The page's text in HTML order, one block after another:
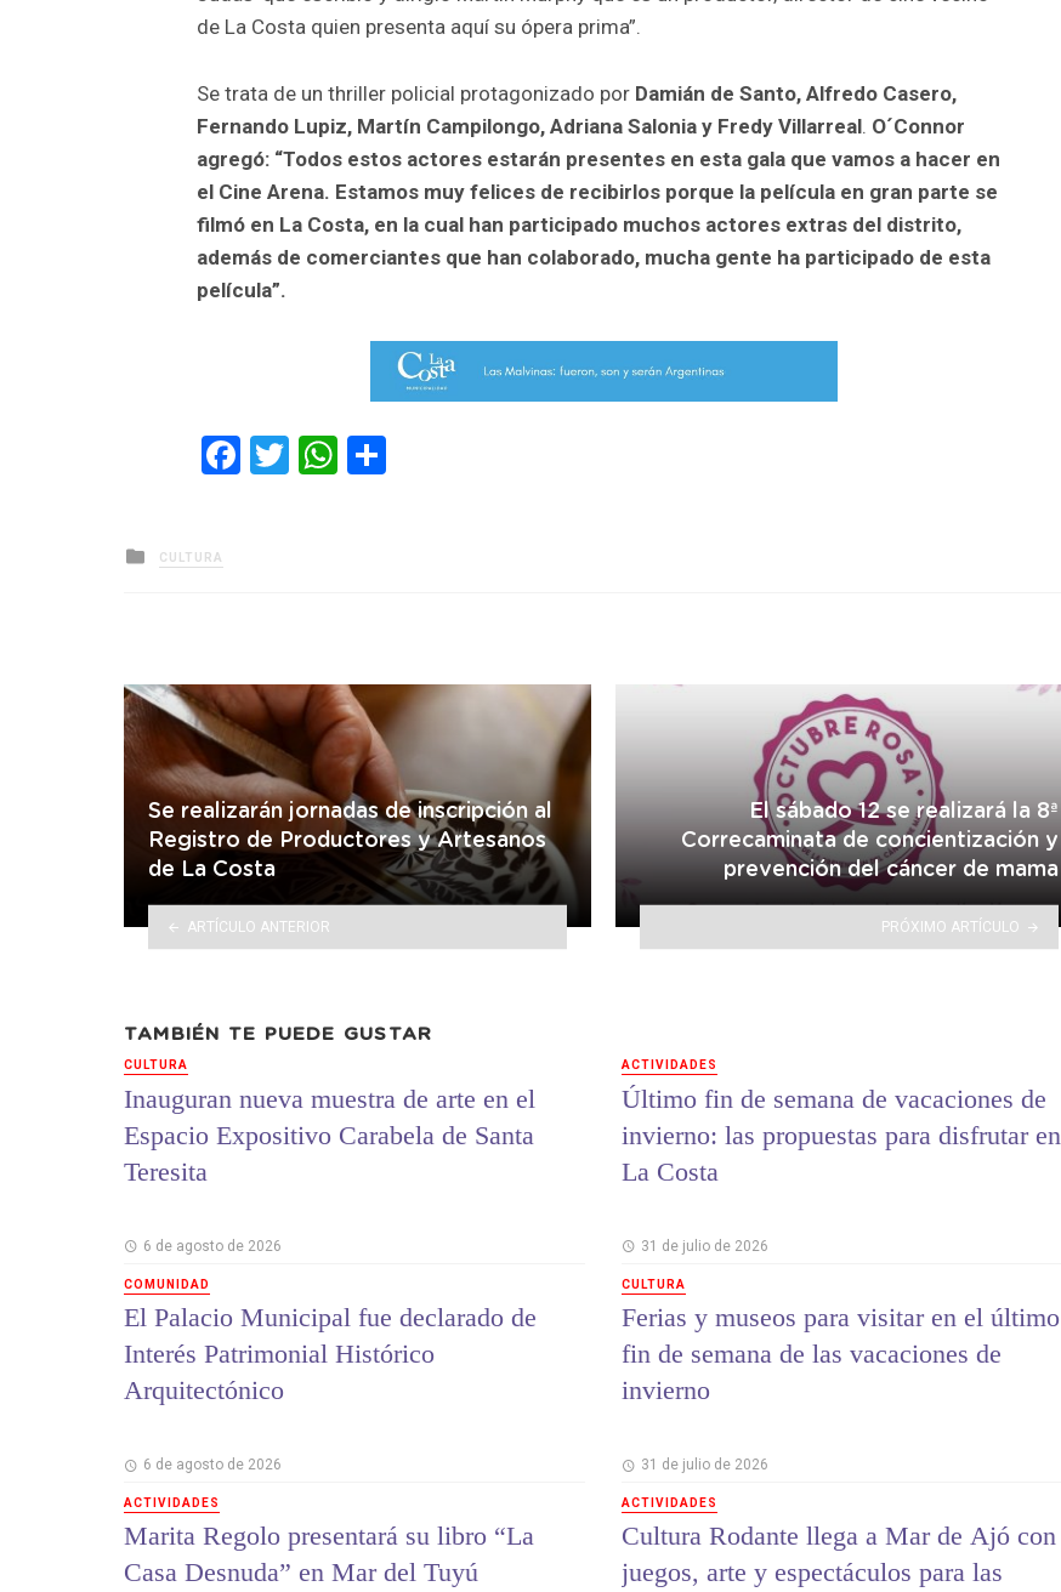
de La Costa quien presenta aquí su ópera prima”.
Se trata de un thriller policial protagonizado por Damián de Santo, Alfredo Casero,
Fernando Lupiz, Martín Campilongo, Adriana Salonia y Fredy Villarreal. O´Connor
agregó: “Todos estos actores estarán presentes en esta gala que vamos a hacer en
el Cine Arena. Estamos muy felices de recibirlos porque la película en gran parte se
filmó en La Costa, en la cual han participado muchos actores extras del distrito,
además de comerciantes que han colaborado, mucha gente ha participado de esta
película”.
Facebook
TwitterWhatsApp
Posted
in
CULTURA
Se realizarán jornadas de inscripción al
Registro de Productores y Artesanos
de La Costa
ARTÍCULO ANTERIOR
El sábado 12 se realizará la 8ª
Correcaminata de concientización y
prevención del cáncer de mama
PRÓXIMO ARTÍCULO
TAMBIÉN TE PUEDE GUSTAR
CULTURA
Inauguran nueva muestra de arte en el
Espacio Expositivo Carabela de Santa
Teresita
6 de agosto de 2026
COMUNIDAD
El Palacio Municipal fue declarado de
Interés Patrimonial Histórico
Arquitectónico
6 de agosto de 2026
ACTIVIDADES
Marita Regolo presentará su libro “La
Casa Desnuda” en Mar del Tuyú
ACTIVIDADES
Último fin de semana de vacaciones de
invierno: las propuestas para disfrutar en
La Costa
31 de julio de 2026
CULTURA
Ferias y museos para visitar en el último
fin de semana de las vacaciones de
invierno
31 de julio de 2026
ACTIVIDADES
Cultura Rodante llega a Mar de Ajó con
juegos, arte y espectáculos para las